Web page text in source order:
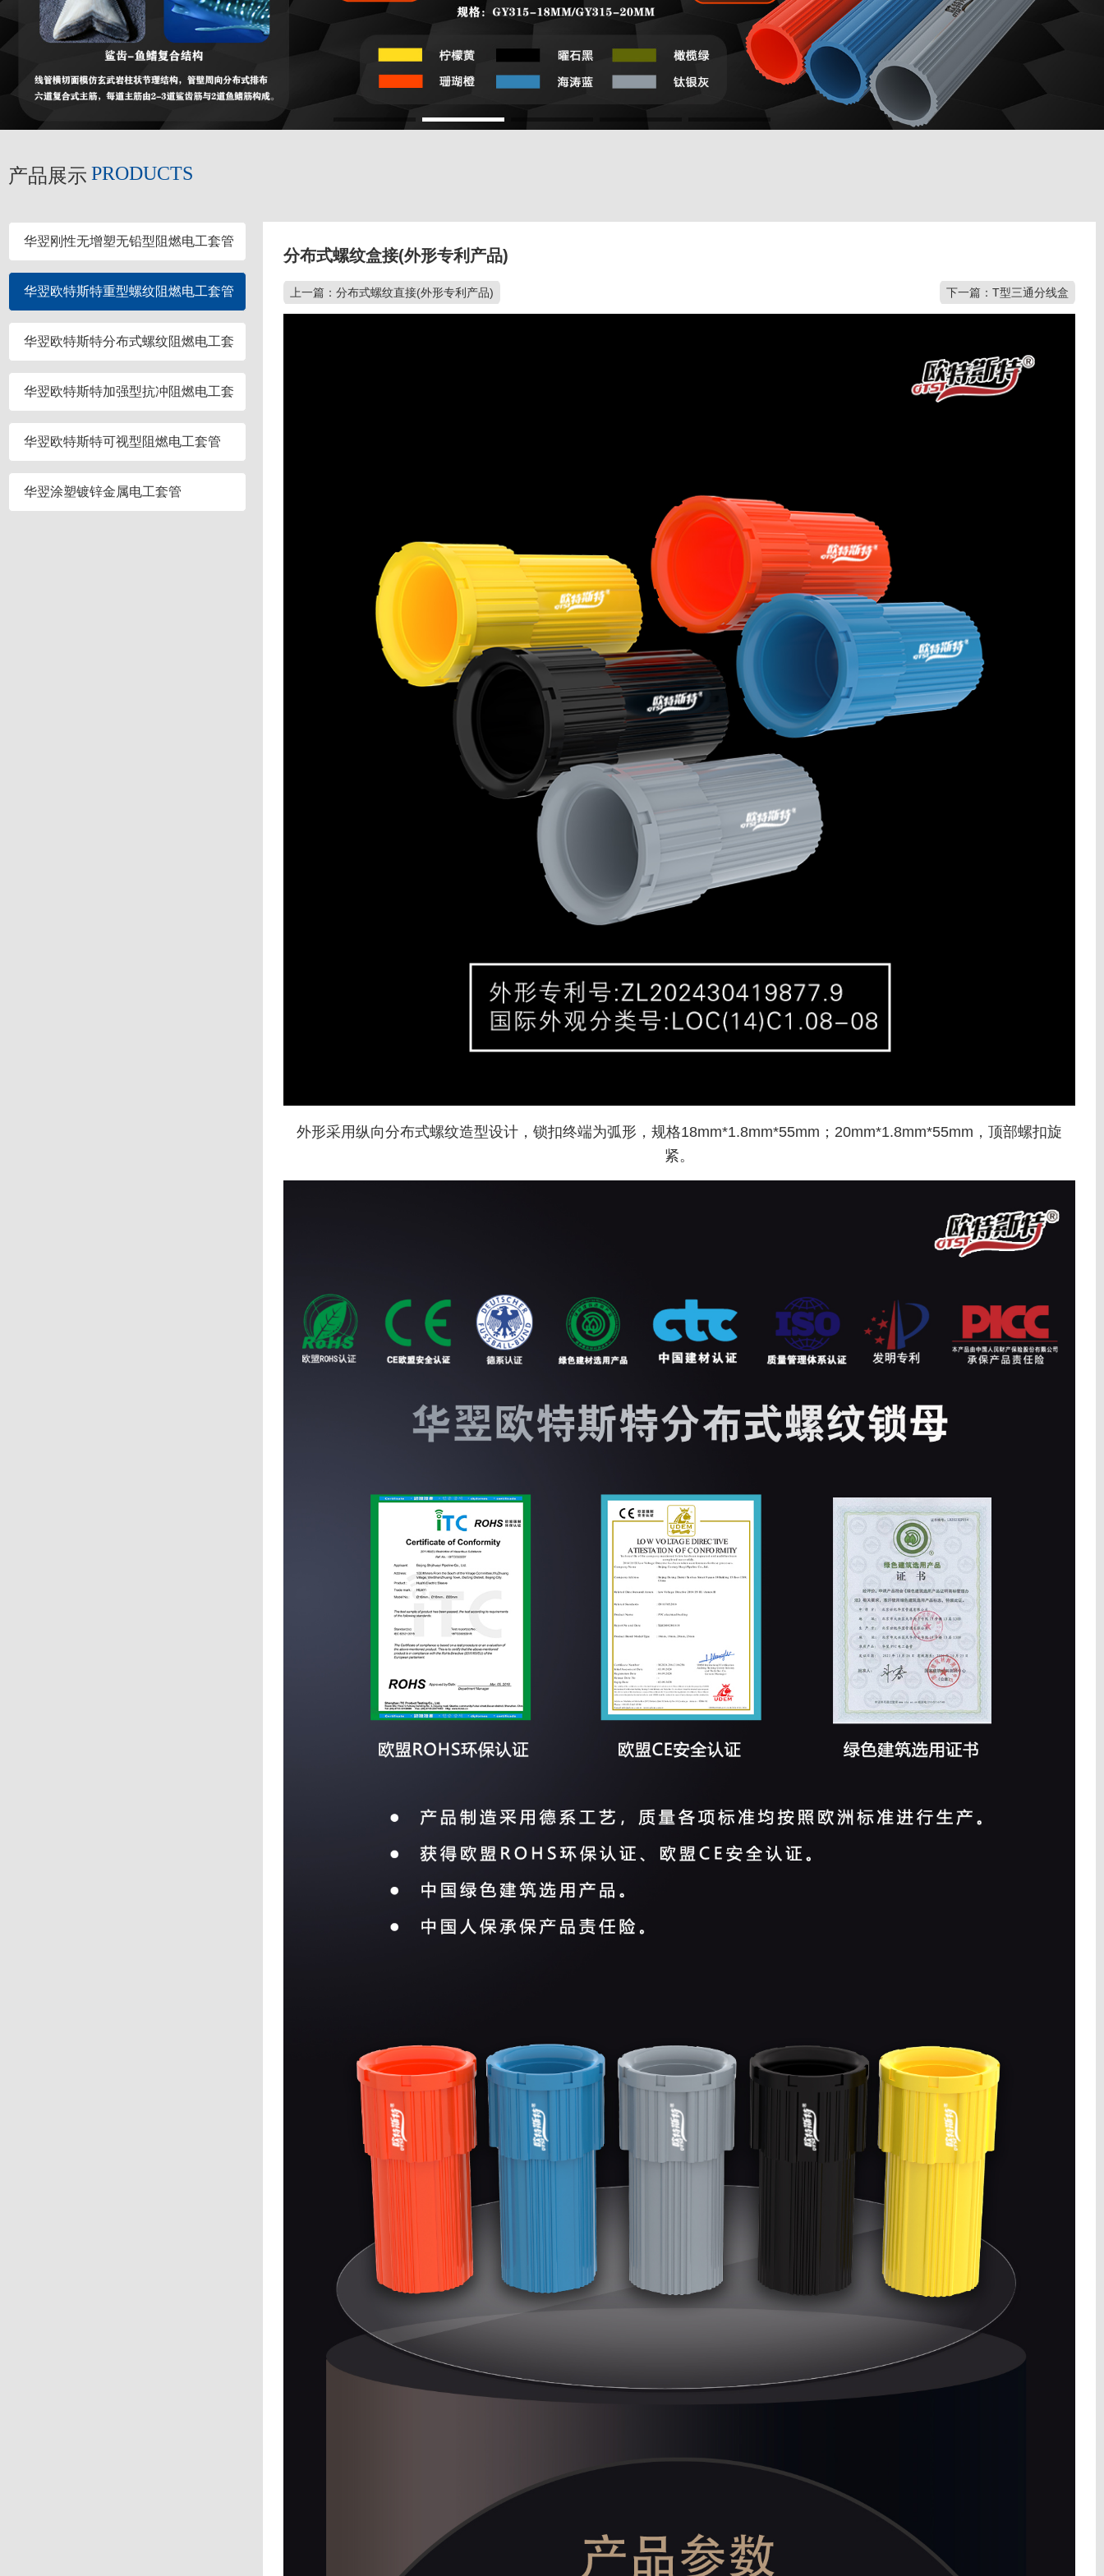
产品展示 PRODUCTS
华翌刚性无增塑无铅型阻燃电工套管
华翌欧特斯特重型螺纹阻燃电工套管
华翌欧特斯特分布式螺纹阻燃电工套
华翌欧特斯特加强型抗冲阻燃电工套
华翌欧特斯特可视型阻燃电工套管
华翌涂塑镀锌金属电工套管
分布式螺纹盒接(外形专利产品)
上一篇：分布式螺纹直接(外形专利产品) 下一篇：T型三通分线盒
外形采用纵向分布式螺纹造型设计，锁扣终端为弧形，规格18mm*1.8mm*55mm；20mm*1.8mm*55mm，顶部螺扣旋
紧。